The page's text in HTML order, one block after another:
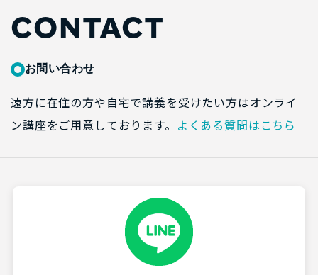
CONTACT
お問い合わせ
遠方に在住の方や自宅で講義を受けたい方はオンライ
ン講座をご用意しております。 よくある質問はこちら